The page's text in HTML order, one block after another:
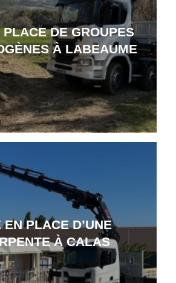
DE GROUPES
À LABEAUME
EN PLACE D’UNE
À CALAS